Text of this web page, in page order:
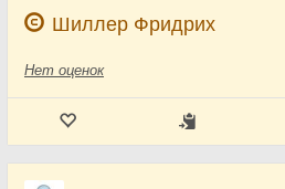
Шиллер Фридрих
Нет оценок